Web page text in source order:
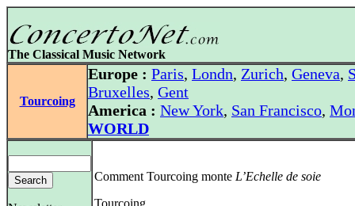
The Classical Music Network
Tourcoing
Europe : Paris, Londn, Zurich, Geneva,
Bruxelles, Gent
America : New York, San Francisco,
WORLD
Comment Tourcoing monte L’Echelle de soie
Tourcoing